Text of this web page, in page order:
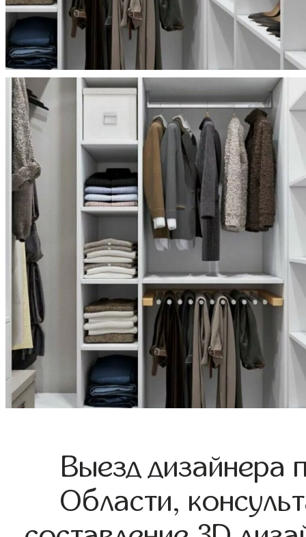
Выезд дизайнера
Области,